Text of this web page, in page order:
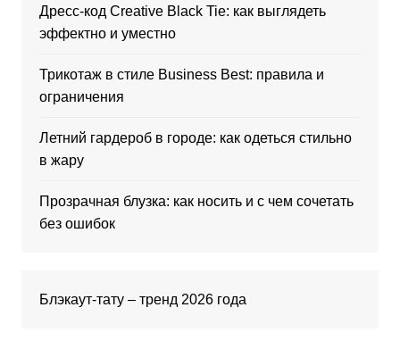
Дресс-код Creative Black Tie: как выглядеть
эффектно и уместно
Трикотаж в стиле Business Best: правила и
ограничения
Летний гардероб в городе: как одеться стильно
в жару
Прозрачная блузка: как носить и с чем сочетать
без ошибок
Блэкаут-тату – тренд 2026 года